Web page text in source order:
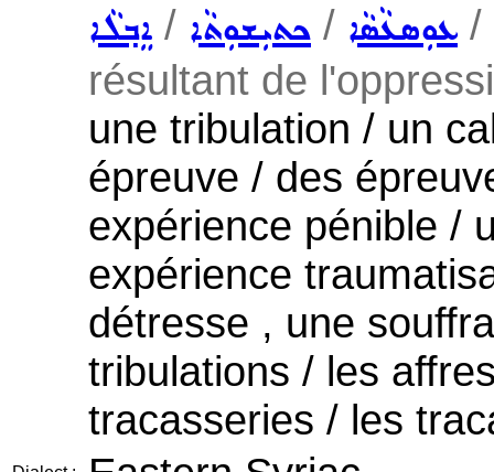
ܐܸܒ݂ܠܵܐ / ܟܬܝܼܫܘܼܬܵܐ / ܥܘܼܣܥܵܣܵܐ /
résultant de
une tribulation / un
épreuve / des
expérience pénible /
expérience
détresse , une
tribulations / les
tracasseries / les